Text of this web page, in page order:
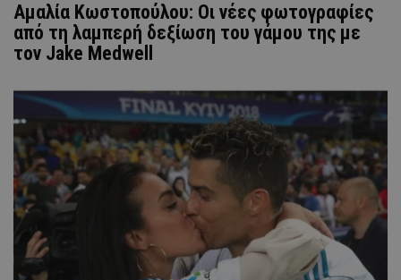
Αμαλία Κωστοπούλου: Οι νέες φωτογραφίες
από τη λαμπερή δεξίωση του γάμου της με
τον Jake Medwell